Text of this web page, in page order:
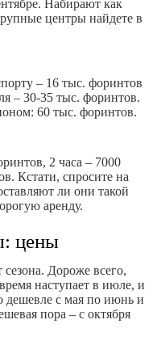
Набирают как
центры найдете в
– 16 тыс. форинтов
– 30-35 тыс. форинтов.
60 тыс. форинтов.
2 часа – 7000
Кстати, спросите на
ли они такой
аренду.
цены
Дороже всего,
наступает в июле, и
дешевле с мая по июнь и
пора – с октября